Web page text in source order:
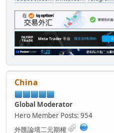
China
Global Moderator
Hero Member Posts: 954
外匯論壇二元期權